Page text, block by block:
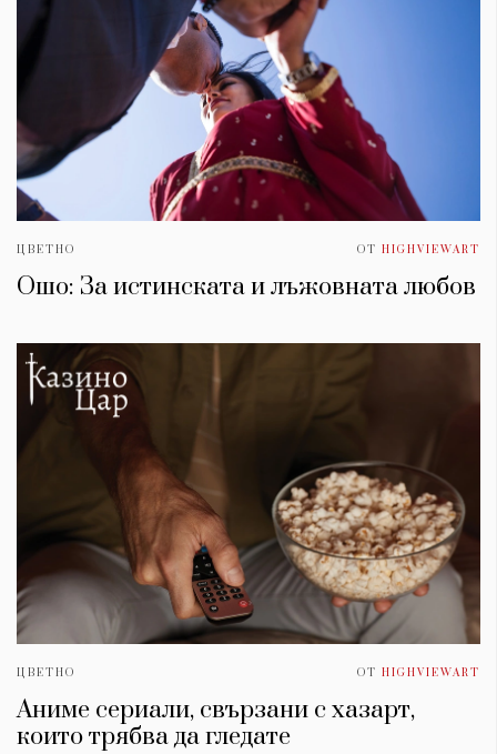
ЦВЕТНО ОТ HIGHVIEWART
Ошо: За истинската и лъжовната любов
ЦВЕТНО ОТ HIGHVIEWART
Аниме сериали, свързани с хазарт,
които трябва да гледате